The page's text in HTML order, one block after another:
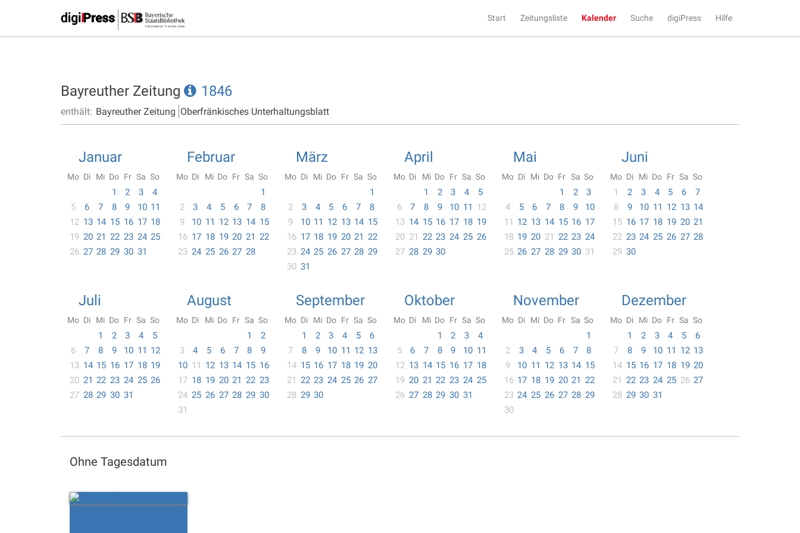
Start Zeitungsliste Kalender Suche digiPress Hilfe
Bayreuther Zeitung 1846
enthält: Bayreuther Zeitung Oberfränkisches Unterhaltungsblatt
Januar
Mo Di Mi Do Fr Sa So
1 2 3
4
5
6 7 8 9 10 11
12 13 14 15 16 17 18
19 20 21 22 23 24 25
26 27 28 29 30 31
Februar
Mo Di Mi Do Fr Sa So
1
2
3 4 5 6 7
8
9
10 11 12 13 14 15
16 17 18 19 20 21 22
23 24 25 26 27 28
März
Mo Di Mi Do Fr Sa So
1
2
3 4 5 6 7
8
9
10 11 12 13 14 15
16 17 18 19 20 21 22
23 24 25 26 27 28 29
30 31
April
Mo Di Mi Do Fr Sa So
1 2 3 4
5
6
7 8 9 10 11 12
13 14 15 16 17 18 19
20 21 22 23 24 25 26
27 28 29 30
Mai
Mo Di Mi Do Fr Sa So
1 2
3
4
5 6 7 8 9
10
11 12 13 14 15 16 17
18 19 20 21 22 23 24
25 26 27 28 29 30 31
Juni
Mo Di Mi Do Fr Sa So
1 2 3 4 5 6
7
8
9 10 11 12 13 14
15 16 17 18 19 20 21
22 23 24 25 26 27 28
29 30
Juli
Mo Di Mi Do Fr Sa So
1 2 3 4
5
6
7 8 9 10 11 12
13 14 15 16 17 18 19
20 21 22 23 24 25 26
27 28 29 30 31
August
Mo Di Mi Do Fr Sa So
1
2
3
4 5 6 7 8
9
10 11 12 13 14 15 16
17 18 19 20 21 22 23
24 25 26 27 28 29 30
31
September
Mo Di Mi Do Fr Sa So
1 2 3 4 5
6
7
8 9 10 11 12 13
14 15 16 17 18 19 20
21 22 23 24 25 26 27
28 29 30
Oktober
Mo Di Mi Do Fr Sa So
1 2 3
4
5
6 7 8 9 10 11
12 13 14 15 16 17 18
19 20 21 22 23 24 25
26 27 28 29 30 31
November
Mo Di Mi Do Fr Sa So
1
2
3 4 5 6 7
8
9
10 11 12 13 14 15
16 17 18 19 20 21 22
23 24 25 26 27 28 29
30
Dezember
Mo Di Mi Do Fr Sa So
1 2 3 4 5
6
7
8 9 10 11 12 13
14 15 16 17 18 19 20
21 22 23 24 25 26 27
28 29 30 31
Ohne Tagesdatum